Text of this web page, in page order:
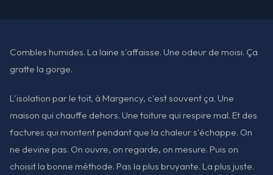
Combles humides. La laine s'affaisse. Une odeur de moisi. Ça
gratte la gorge.
L'isolation par le toit, à Margency, c'est souvent ça. Une
maison qui chauffe dehors. Une toiture qui respire mal. Et des
factures qui montent pendant que la chaleur s'échappe. On
ne devine pas. On ouvre, on regarde, on mesure. Puis on
choisit la bonne méthode. Pas la plus bruyante. La plus juste.